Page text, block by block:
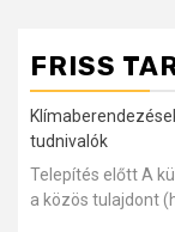
FRISS
tudnivalók
Telepítés előtt A
a közös tulajdont